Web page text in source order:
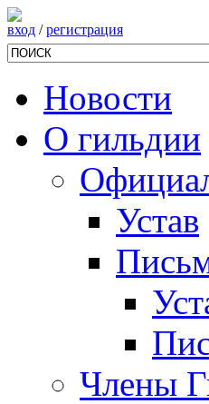
вход /регистрация
Новости
О гильдии
Устав
Члены